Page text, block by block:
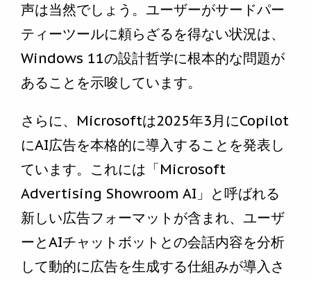
声は当然でしょう。ユーザーがサードパー
ティーツールに頼らざるを得ない状況は、
Windows 11の設計哲学に根本的な問題が
あることを示唆しています。
さらに、Microsoftは2025年3月にCopilot
にAI広告を本格的に導入することを発表し
ています。これには「Microsoft
Advertising Showroom AI」と呼ばれる
新しい広告フォーマットが含まれ、ユーザ
ーとAIチャットボットとの会話内容を分析
して動的に広告を生成する仕組みが導入さ